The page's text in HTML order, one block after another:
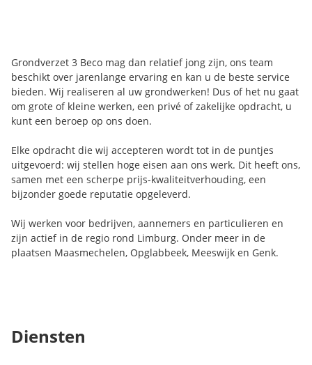
Grondverzet 3 Beco mag dan relatief jong zijn, ons team
beschikt over jarenlange ervaring en kan u de beste service
bieden. Wij realiseren al uw grondwerken! Dus of het nu gaat
om grote of kleine werken, een privé of zakelijke opdracht, u
kunt een beroep op ons doen.
Elke opdracht die wij accepteren wordt tot in de puntjes
uitgevoerd: wij stellen hoge eisen aan ons werk. Dit heeft ons,
samen met een scherpe prijs-kwaliteitverhouding, een
bijzonder goede reputatie opgeleverd.
Wij werken voor bedrijven, aannemers en particulieren en
zijn actief in de regio rond Limburg. Onder meer in de
plaatsen Maasmechelen, Opglabbeek, Meeswijk en Genk.
Diensten